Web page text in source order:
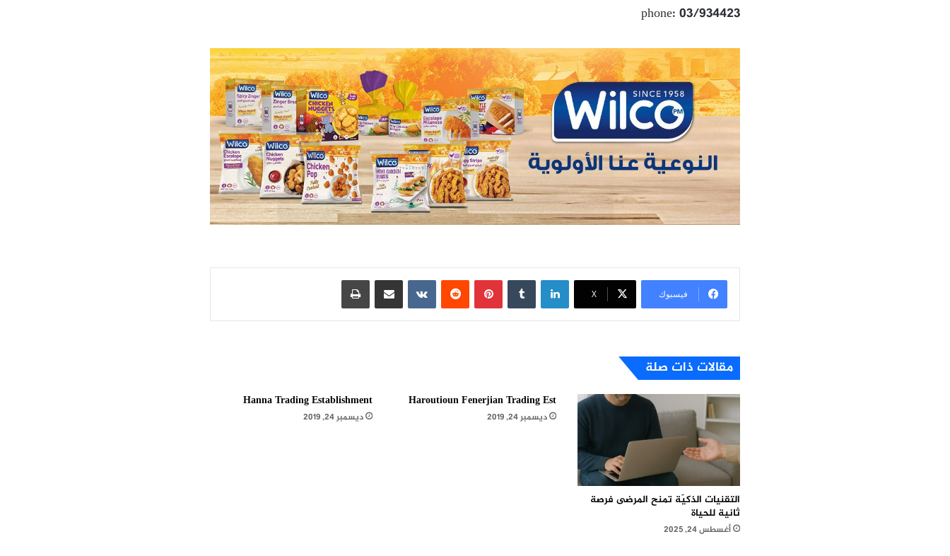
phone: 03/934423
فيسبوك X
لينكدإن بينتيريست مشاركة عبر البريد طباعة
مقالات ذات صلة
التقنيات الذكيّة تمنح المرضى فرصة
ثانية للحياة
أغسطس 24, 2025
Haroutioun Fenerjian Trading Est
ديسمبر 24, 2019
Hanna Trading Establishment
ديسمبر 24, 2019